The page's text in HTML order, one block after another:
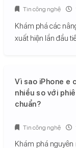
Khám phá các
xuất hiện lần đầu
Tin công nghệ
Vì sao iPhone e
nhiều so với
chuẩn?
Khám phá
Tin công nghệ